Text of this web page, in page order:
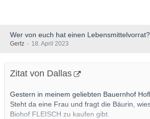
Wer von euch hat einen Lebensmittelvorrat?
Gertz 18. April 2023
Zitat von Dallas
Gestern in meinem geliebten Bauernhof
Steht da eine Frau und fragt die Bäurin,
Biohof FLEISCH zu kaufen gibt.